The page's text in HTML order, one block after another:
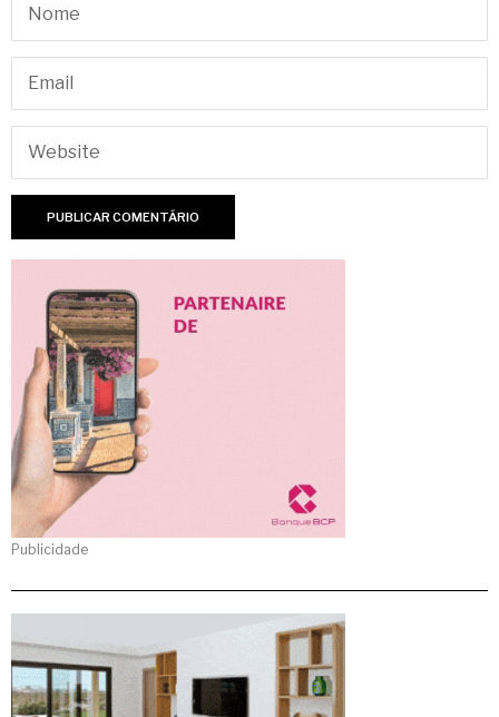
Publicidade